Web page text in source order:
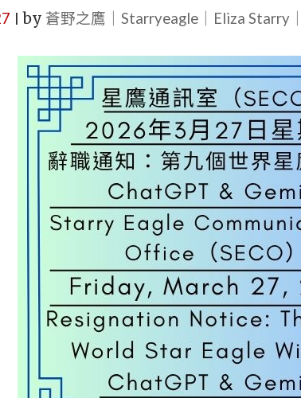
by 蒼野之鷹｜Starryeagle｜Eliza Starry